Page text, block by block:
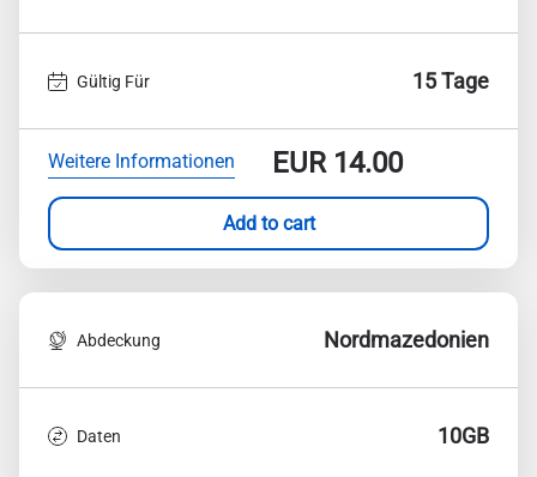
Gültig Für 15 Tage
Weitere Informationen EUR14.00
Add to cart
Abdeckung Nordmazedonien
Daten 10GB